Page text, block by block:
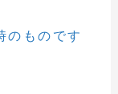
のものです